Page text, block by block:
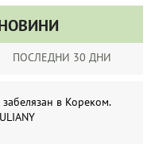
ПОСЛЕДНИ 30 ДНИ
в Кореком.